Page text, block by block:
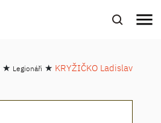
menu
★ Legionáři ★ KRYŽIČKO Ladislav